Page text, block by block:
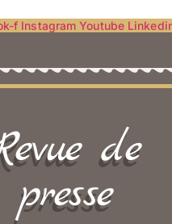
f Instagram Youtube
de
presse